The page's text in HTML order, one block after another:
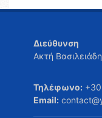
Διεύθυνση
Ακτή
Τηλέφωνο:
Email: